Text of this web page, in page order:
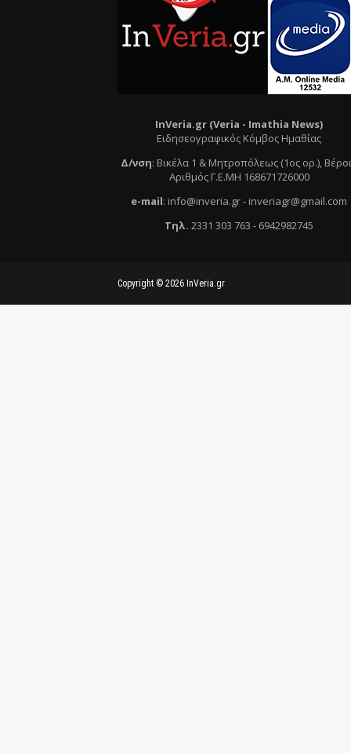
InVeria.gr (Veria - Ιmathia News)
Ειδησεογραφικός Κόμβος Ημαθίας
Δ/νση: Βικέλα 1 & Μητροπόλεως (1ος ορ.),
Αριθμός Γ.Ε.ΜΗ 168671726000
e-mail: info@inveria.gr- inveriagr@gmail.com
Τηλ. 2331 303 763 - 6942982745
Copyright © 2026 InVeria.gr